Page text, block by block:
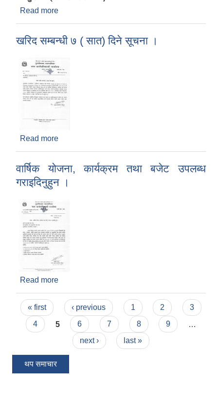
Read more
खरिद सम्बन्धी ७ ( सात) दिने सूचना ।
Read more
वार्षिक योजना, कार्यक्रम तथा बजेट उपलब्ध
गराइदिनुहुन ।
Read more
Pages
« first ‹ previous 1 2
3
4
5 6 7 8 9
next ›
last »
थप समाचार